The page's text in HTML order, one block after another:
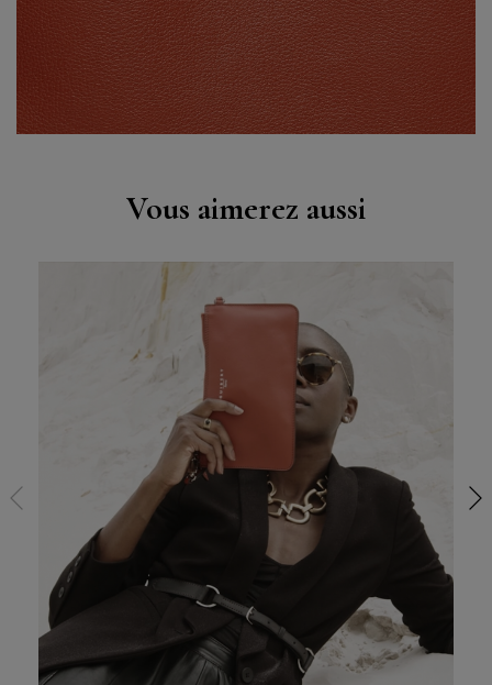
Vous aimerez aussi